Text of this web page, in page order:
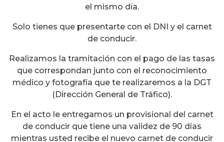
el mismo día.
Solo tienes que presentarte con el DNI y el carnet
de conducir.
Realizamos la tramitación con el pago de las tasas
que correspondan junto con el reconocimiento
médico y fotografía que te realizaremos a la DGT
(Dirección General de Tráfico).
En el acto le entregamos un provisional del carnet
de conducir que tiene una validez de 90 días
mientras usted recibe el nuevo carnet de conducir